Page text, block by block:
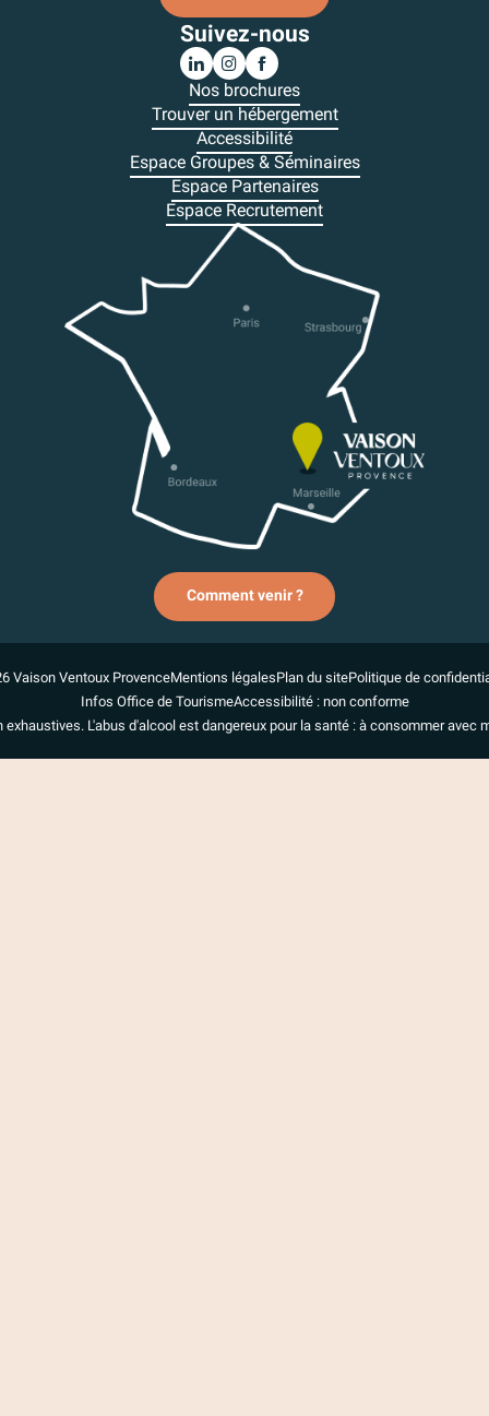
Suivez-nous
Nos brochures
Trouver un hébergement
Accessibilité
Espace Groupes & Séminaires
Espace Partenaires
Espace Recrutement
Comment venir ?
Vaison Ventoux ProvenceMentions légalesPlan du sitePolitique de
Infos Office de TourismeAccessibilité : non conforme
exhaustives. L'abus d'alcool est dangereux pour la santé : à consommer avec